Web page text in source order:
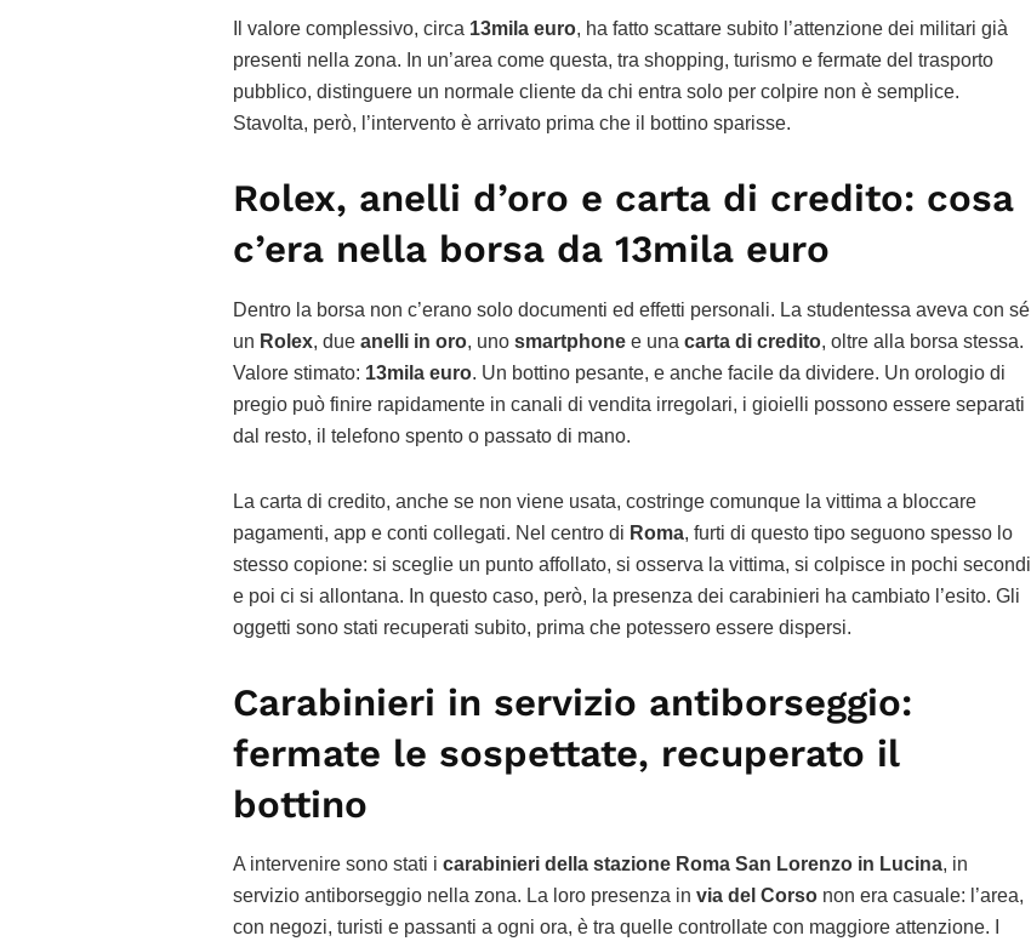
Il valore complessivo, circa 13mila euro, ha fatto scattare subito l’attenzione dei militari già
presenti nella zona. In un’area come questa, tra shopping, turismo e fermate del trasporto
pubblico, distinguere un normale cliente da chi entra solo per colpire non è semplice.
Stavolta, però, l’intervento è arrivato prima che il bottino sparisse.
Rolex, anelli d’oro e carta di credito: cosa
c’era nella borsa da 13mila euro
Dentro la borsa non c’erano solo documenti ed effetti personali. La studentessa aveva con sé
un Rolex, due anelli in oro, uno smartphone e una carta di credito, oltre alla borsa stessa.
Valore stimato: 13mila euro. Un bottino pesante, e anche facile da dividere. Un orologio di
pregio può finire rapidamente in canali di vendita irregolari, i gioielli possono essere separati
dal resto, il telefono spento o passato di mano.
La carta di credito, anche se non viene usata, costringe comunque la vittima a bloccare
pagamenti, app e conti collegati. Nel centro di Roma, furti di questo tipo seguono spesso lo
stesso copione: si sceglie un punto affollato, si osserva la vittima, si colpisce in pochi secondi
e poi ci si allontana. In questo caso, però, la presenza dei carabinieri ha cambiato l’esito. Gli
oggetti sono stati recuperati subito, prima che potessero essere dispersi.
Carabinieri in servizio antiborseggio:
fermate le sospettate, recuperato il
bottino
A intervenire sono stati i carabinieri della stazione Roma San Lorenzo in Lucina, in
servizio antiborseggio nella zona. La loro presenza in via del Corso non era casuale: l’area,
con negozi, turisti e passanti a ogni ora, è tra quelle controllate con maggiore attenzione. I